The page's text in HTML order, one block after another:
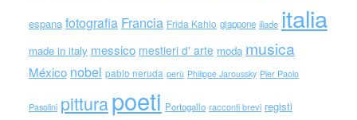
espana fotografia Francia Frida Kahlo giappone iliade italia
made in italy messico mestieri d' arte moda musica
México nobel pablo neruda perù Philippe Jaroussky Pier Paolo
Pasolini pitturapoeti Portogallo racconti brevi registi